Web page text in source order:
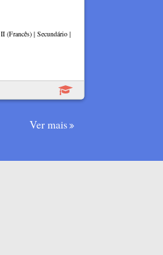
(Francês) | Secundário |
Ver mais